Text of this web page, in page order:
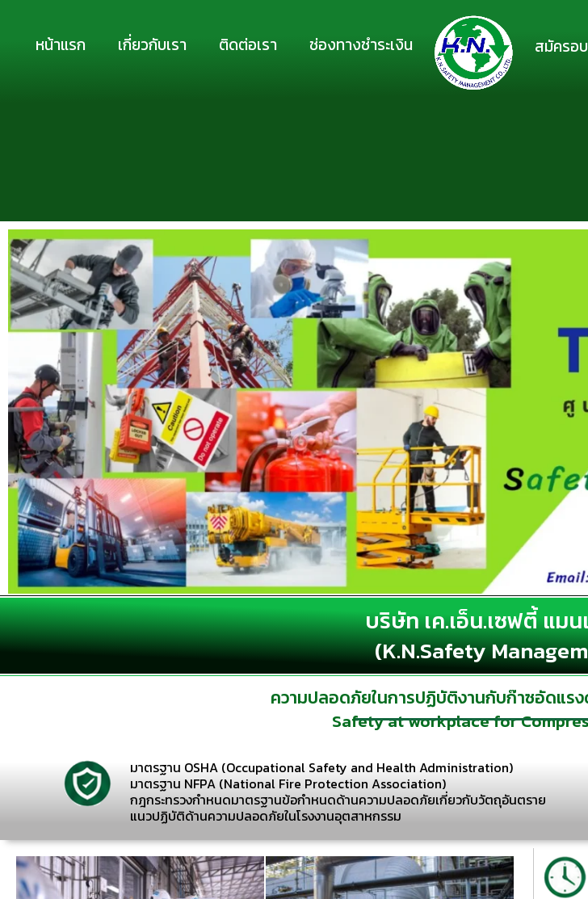
หน้าแรก เกี่ยวกับเรา ติดต่อเรา ช่องทางชำระเงิน สมัครอ
บริษัท เค.เอ็น.เซฟตี้ แม
(K.N.Safety
ความปลอดภัยในการปฏิบัติงานกับก๊าซอัดแร
Safety at workplace for
มาตรฐาน OSHA (Occupational Safety and Health Administration)
มาตรฐาน NFPA (National Fire Protection Association)
กฎกระทรวงกำหนดมาตรฐานข้อกำหนดด้านความปลอดภัยเกี่ยวกับวัตถุอันตราย
แนวปฏิบัติด้านความปลอดภัยในโรงงานอุตสาหกรรม